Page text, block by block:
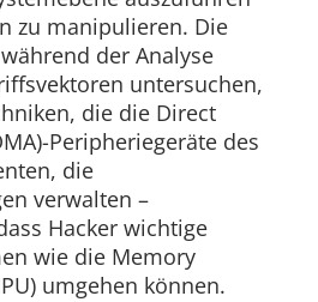
zu manipulieren. Die
der Analyse
untersuchen,
die die Direct
Peripheriegeräte des
die
verwalten –
Hacker wichtige
wie die Memory
umgehen können.